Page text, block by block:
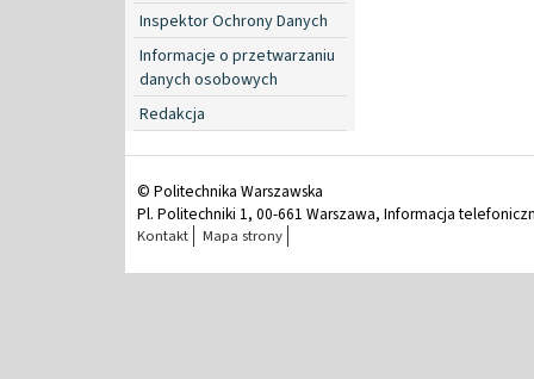
Inspektor Ochrony Danych
Informacje o przetwarzaniu
danych osobowych
Redakcja
© Politechnika Warszawska
Pl. Politechniki 1, 00-661 Warszawa, Informacja
Kontakt Mapa strony